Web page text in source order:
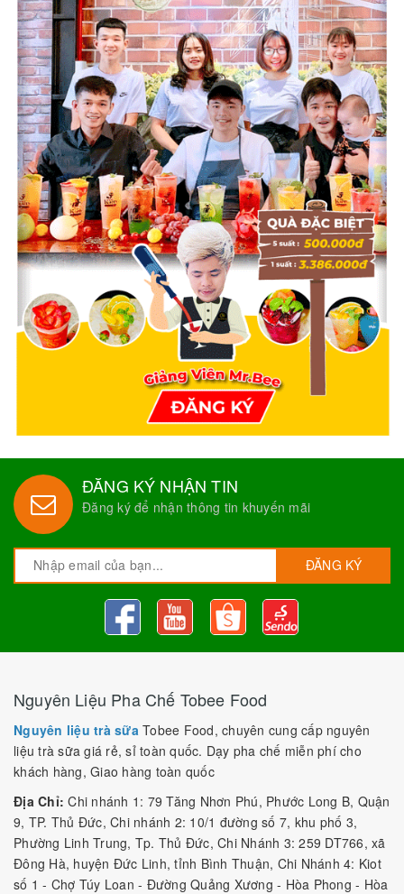
ĐĂNG KÝ NHẬN TIN
Đăng ký để nhận thông tin khuyến mãi
ĐĂNG KÝ
Nguyên Liệu Pha Chế Tobee Food
Nguyên liệu trà sữa Tobee Food, chuyên cung cấp nguyên
liệu trà sữa giá rẻ, sỉ toàn quốc. Dạy pha chế miễn phí cho
khách hàng, Giao hàng toàn quốc
Địa Chỉ: Chi nhánh 1: 79 Tăng Nhơn Phú, Phước Long B, Quận
9, TP. Thủ Đức, Chi nhánh 2: 10/1 đường số 7, khu phố 3,
Phường Linh Trung, Tp. Thủ Đức, Chi Nhánh 3: 259 DT766, xã
Đông Hà, huyện Đức Linh, tỉnh Bình Thuận, Chi Nhánh 4: Kiot
số 1 - Chợ Túy Loan - Đường Quảng Xương - Hòa Phong - Hòa